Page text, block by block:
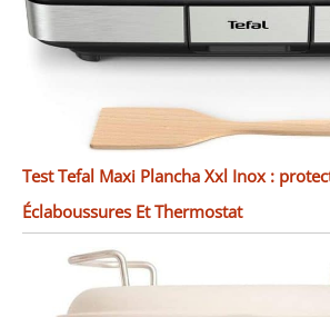
Test Tefal Maxi Plancha Xxl Inox :
Éclaboussures Et Thermostat